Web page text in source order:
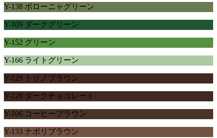
Y-138 ボローニャグリーン
Y-109 ダークグリーン
Y-152 グリーン
Y-166 ライトグリーン
Y-129 トリノブラウン
Y-128 ダークチョコレート
Y-106 コーヒーブラウン
Y-133 ナポリブラウン